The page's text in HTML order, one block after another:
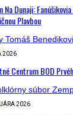
Dunaji:
Plavbou
2026
Centrum BOD
2026